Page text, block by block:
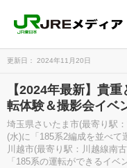
更新日： 2024年11月20日
【2024年最新】貴
転体験＆撮影会イベ
埼玉県さいたま市(最寄り駅
(水)に「185系2編成を並べ
川越市(最寄り駅：川越線南
「185系の運転ができるイベ